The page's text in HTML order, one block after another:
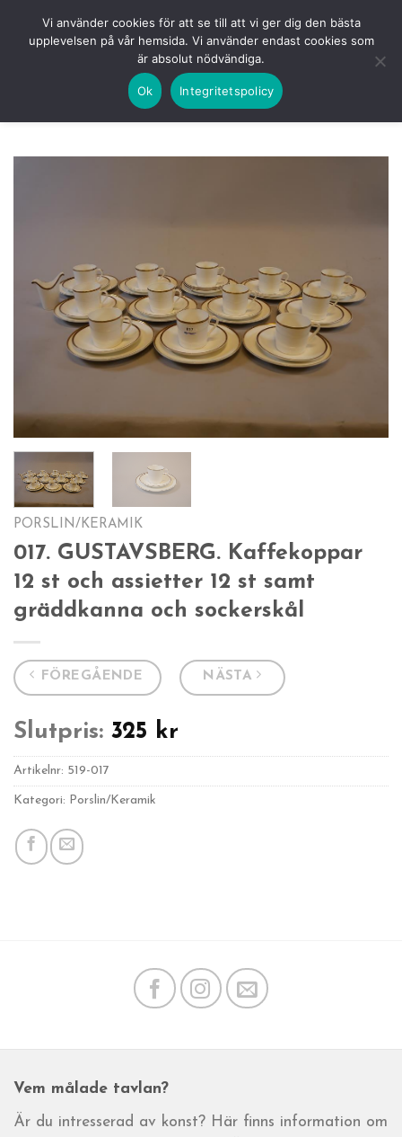
KOMMANDE LOGGA IN
PORSLIN/KERAMIK
017. GUSTAVSBERG. Kaffekoppar
12 st och assietter 12 st samt
gräddkanna och sockerskål
FÖREGÅENDE NÄSTA
Slutpris: 325 kr
Artikelnr: 519-017
Kategori: Porslin/Keramik
Vem målade tavlan?
Är du intresserad av konst? Här finns information om
Vi använder cookies för att se till att vi ger dig den bästa
upplevelsen på vår hemsida. Vi använder endast cookies som
är absolut nödvändiga.
Ok Integritetspolicy